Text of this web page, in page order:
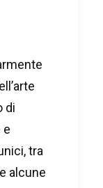
di
e
tra
alcune